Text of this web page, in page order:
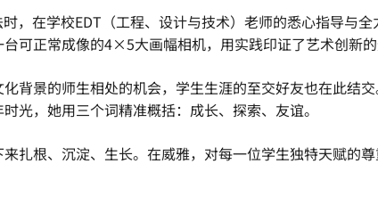
，在学校EDT（工程、设计与技术）老师的悉心指导与
可正常成像的4×5大画幅相机，用实践印证了艺术创新的
背景的师生相处的机会，学生生涯的至交好友也在此结
光，她用三个词精准概括：成长、探索、友谊。
扎根、沉淀、生长。在威雅，对每一位学生独特天赋的